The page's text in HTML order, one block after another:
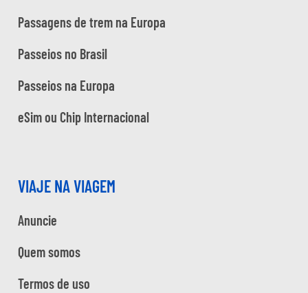
Passagens de trem na Europa
Passeios no Brasil
Passeios na Europa
eSim ou Chip Internacional
VIAJE NA VIAGEM
Anuncie
Quem somos
Termos de uso